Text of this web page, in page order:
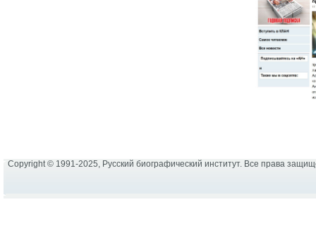
Copyright © 1991-2025, Русский биографический институт. Все права